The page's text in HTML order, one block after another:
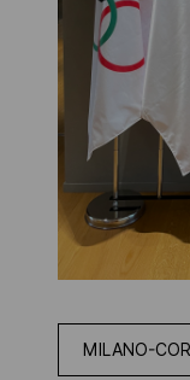
MILANO-